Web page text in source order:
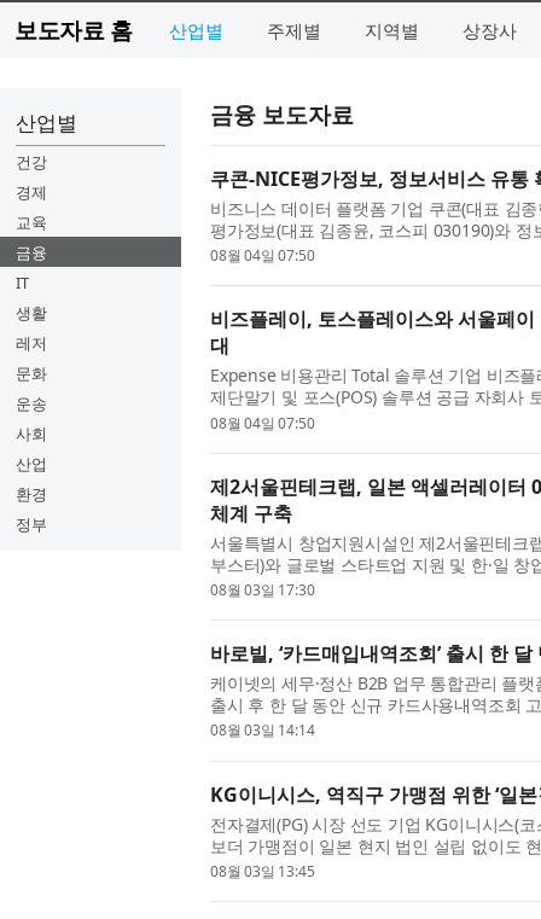
보도자료 홈 산업별 주제별 지역별 상장사
산업별
건강
경제
교육
금융
IT
생활
레저
문화
운송
사회
산업
환경
정부
금융 보도자료
쿠콘-NICE평가정보, 정보서비스 유통
비즈니스 데이터 플랫폼 기업 쿠콘(대표 김
평가정보(대표 김종윤, 코스피 030190)와
굴을 위한 전략적 업무협약(MOU)을 체결했
08월 04일 07:50
비즈플레이, 토스플레이스와 서울페
대
Expense 비용관리 Total 솔루션 기업 비즈
제단말기 및 포스(POS) 솔루션 공급 자회사
권 결제 서비스 활성화 및 기업 비용관리 사
08월 04일 07:50
제2서울핀테크랩, 일본 액셀러레이
체계 구축
서울특별시 창업지원시설인 제2서울핀테크
부스터)와 글로벌 스타트업 지원 및 한·일
했다고 밝혔다. 양 기관은 이번 협약을 통해
08월 03일 17:30
바로빌, ‘카드매입내역조회’ 출시 한
케이넷의 세무·정산 B2B 업무 통합관리 플
출시 후 한 달 동안 신규 카드사용내역조회
혔다. 이번 카드매입내역조회는 기존 카드
08월 03일 14:14
KG이니시스, 역직구 가맹점 위한 ‘일
전자결제(PG) 시장 선도 기업 KG이니시스(
보더 가맹점이 일본 현지 법인 설립 없이도
‘일본결제서비스’ 핵심 기술 특허 등록을 완
08월 03일 13:45